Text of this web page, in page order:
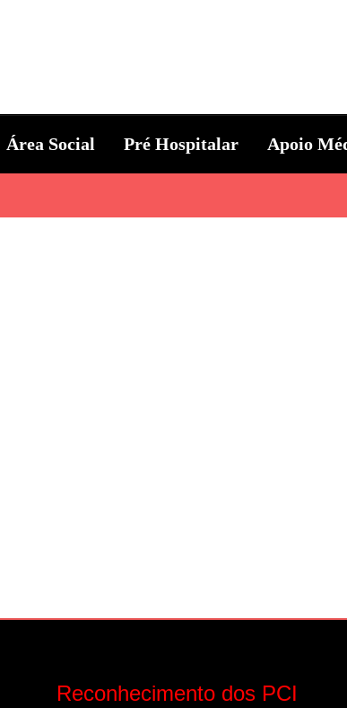
Área Social Pré Hospitalar Apoio
Reconhecimento dos PCI